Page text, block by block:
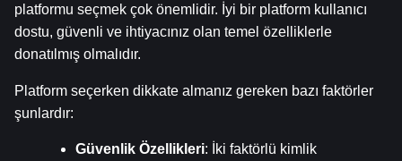
platformu seçmek çok önemlidir. İyi bir platform kullanıcı
dostu, güvenli ve ihtiyacınız olan temel özelliklerle
donatılmış olmalıdır.
Platform seçerken dikkate almanız gereken bazı faktörler
şunlardır:
Güvenlik Özellikleri: İki faktörlü kimlik